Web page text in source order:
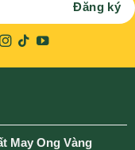
May Ong Vàng